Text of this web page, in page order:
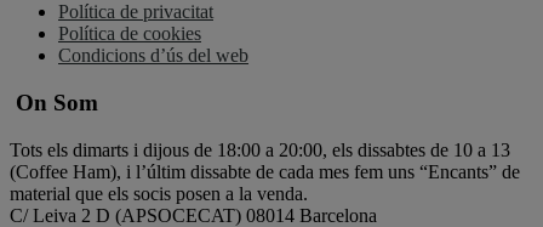
Política de privacitat
Política de cookies
Condicions d’ús del web
On Som
Tots els dimarts i dijous de 18:00 a 20:00, els dissabtes de 10 a 13
(Coffee Ham), i l’últim dissabte de cada mes fem uns “Encants” de
material que els socis posen a la venda.
C/ Leiva 2 D (APSOCECAT) 08014 Barcelona